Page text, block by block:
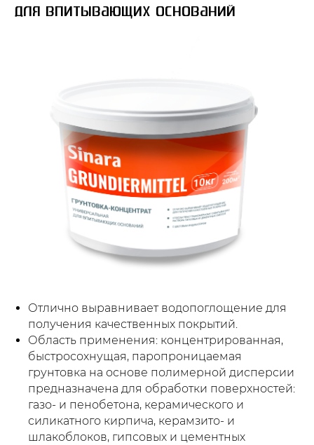
для впитывающих оснований
Отлично выравнивает водопоглощение для
получения качественных покрытий.
Область применения: концентрированная,
быстросохнущая, паропроницаемая
грунтовка на основе полимерной дисперсии
предназначена для обработки поверхностей:
газо- и пенобетона, керамического и
силикатного кирпича, керамзито- и
шлакоблоков, гипсовых и цементных